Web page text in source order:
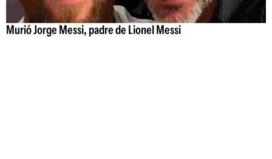
Murió Jorge Messi, padre de Lionel Messi